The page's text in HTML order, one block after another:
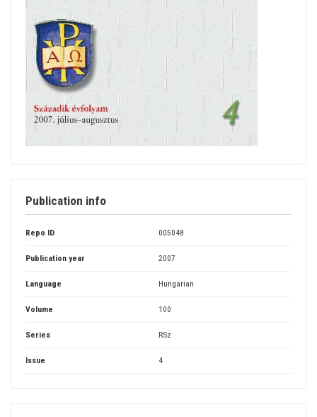
Publication info
Repo ID 005048
Publication year 2007
Language Hungarian
Volume 100
Series RSz
Issue 4